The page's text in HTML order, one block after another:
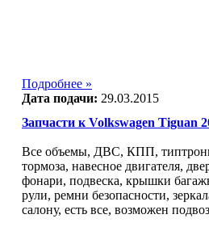
Подробнее »
Дата подачи: 29.03.2015
Запчасти к Volkswagen Tiguan
Все объемы, ДВС, КПП,
тормоза, навесное двигателя,
фонари, подвеска, крышки
рули, ремни безопасности,
салону, есть все, возможен